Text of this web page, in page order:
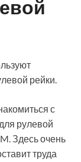
рейки.
с
рулевой
Здесь очень
труда